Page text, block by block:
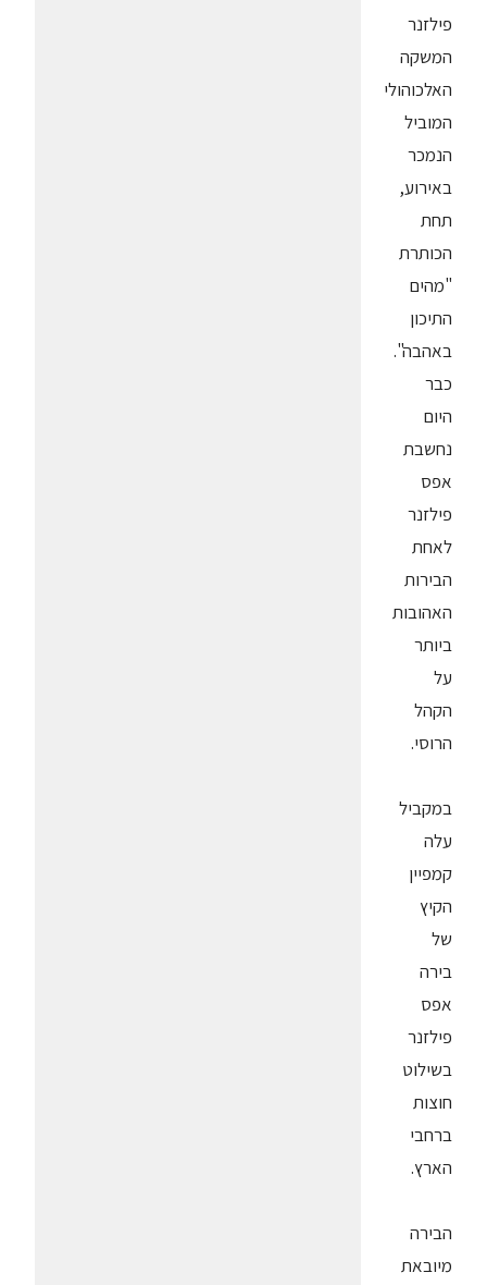
פילזנר
המשקה
האלכוהולי
המוביל
הנמכר
באירוע,
תחת
הכותרת
"מהים
התיכון
באהבה".
כבר
היום
נחשבת
אפס
פילזנר
לאחת
הבירות
האהובות
ביותר
על
הקהל
הרוסי.
במקביל
עלה
קמפיין
הקיץ
של
בירה
אפס
פילזנר
בשילוט
חוצות
ברחבי
הארץ.
הבירה
מיובאת